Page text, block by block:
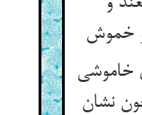
خاموشی
نشان